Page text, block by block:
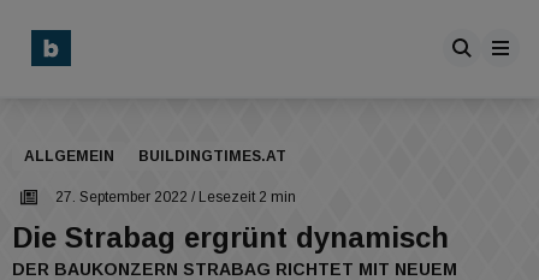
ALLGEMEIN BUILDINGTIMES.AT
27. September 2022 / Lesezeit 2 min
Die Strabag ergrünt dynamisch
DER BAUKONZERN STRABAG RICHTET MIT NEUEM